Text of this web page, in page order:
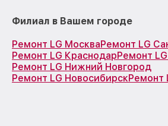
Филиал в Вашем городе
Ремонт LG МоскваРемонт LG
Ремонт LG КраснодарРемонт
Ремонт LG Нижний Новгород
Ремонт LG НовосибирскРемонт